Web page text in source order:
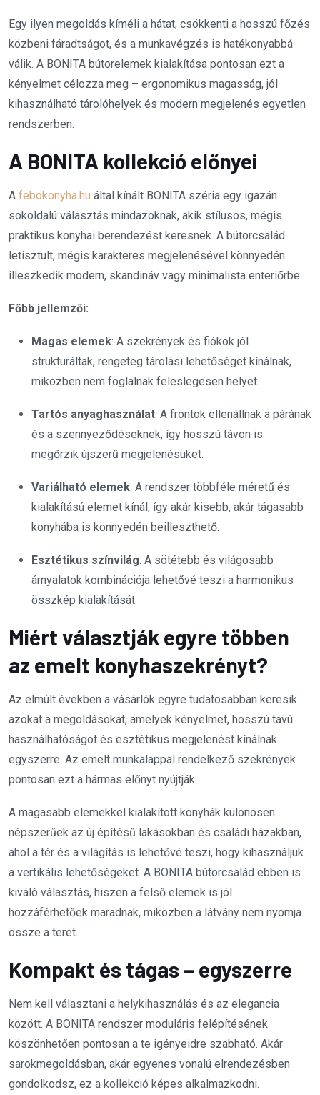
Egy ilyen megoldás kíméli a hátat, csökkenti a hosszú főzés
közbeni fáradtságot, és a munkavégzés is hatékonyabbá
válik. A BONITA bútorelemek kialakítása pontosan ezt a
kényelmet célozza meg – ergonomikus magasság, jól
kihasználható tárolóhelyek és modern megjelenés egyetlen
rendszerben.
A BONITA kollekció előnyei
A febokonyha.hu által kínált BONITA széria egy igazán
sokoldalú választás mindazoknak, akik stílusos, mégis
praktikus konyhai berendezést keresnek. A bútorcsalád
letisztult, mégis karakteres megjelenésével könnyedén
illeszkedik modern, skandináv vagy minimalista enteriőrbe.
Főbb jellemzői:
Magas elemek: A szekrények és fiókok jól
strukturáltak, rengeteg tárolási lehetőséget kínálnak,
miközben nem foglalnak feleslegesen helyet.
Tartós anyaghasználat: A frontok ellenállnak a párának
és a szennyeződéseknek, így hosszú távon is
megőrzik újszerű megjelenésüket.
Variálható elemek: A rendszer többféle méretű és
kialakítású elemet kínál, így akár kisebb, akár tágasabb
konyhába is könnyedén beilleszthető.
Esztétikus színvilág: A sötétebb és világosabb
árnyalatok kombinációja lehetővé teszi a harmonikus
összkép kialakítását.
Miért választják egyre többen
az emelt konyhaszekrényt?
Az elmúlt években a vásárlók egyre tudatosabban keresik
azokat a megoldásokat, amelyek kényelmet, hosszú távú
használhatóságot és esztétikus megjelenést kínálnak
egyszerre. Az emelt munkalappal rendelkező szekrények
pontosan ezt a hármas előnyt nyújtják.
A magasabb elemekkel kialakított konyhák különösen
népszerűek az új építésű lakásokban és családi házakban,
ahol a tér és a világítás is lehetővé teszi, hogy kihasználjuk
a vertikális lehetőségeket. A BONITA bútorcsalád ebben is
kiváló választás, hiszen a felső elemek is jól
hozzáférhetőek maradnak, miközben a látvány nem nyomja
össze a teret.
Kompakt és tágas – egyszerre
Nem kell választani a helykihasználás és az elegancia
között. A BONITA rendszer moduláris felépítésének
köszönhetően pontosan a te igényeidre szabható. Akár
sarokmegoldásban, akár egyenes vonalú elrendezésben
gondolkodsz, ez a kollekció képes alkalmazkodni.